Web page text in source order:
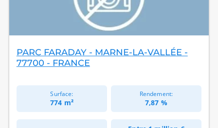
PARC FARADAY - MARNE-LA-VALLÉE -
77700 - FRANCE
Surface:
774 m²
Rendement:
7,87 %